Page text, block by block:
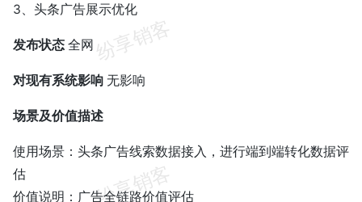
3、头条广告展示优化
发布状态 全网
对现有系统影响 无影响
场景及价值描述
使用场景：头条广告线索数据接入，进行端到端转化数据评
估
价值说明：广告全链路价值评估